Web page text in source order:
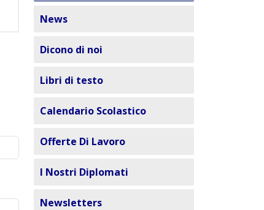
News
Dicono di noi
Libri di testo
Calendario Scolastico
Offerte Di Lavoro
I Nostri Diplomati
Newsletters